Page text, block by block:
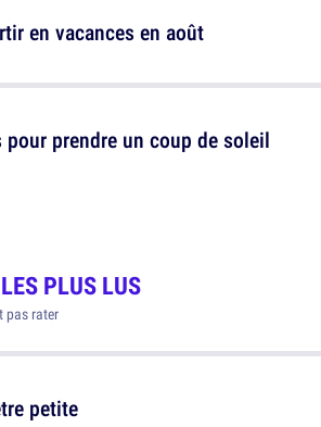
en vacances en août
prendre un coup de soleil
LES PLUS LUS
pas rater
petite